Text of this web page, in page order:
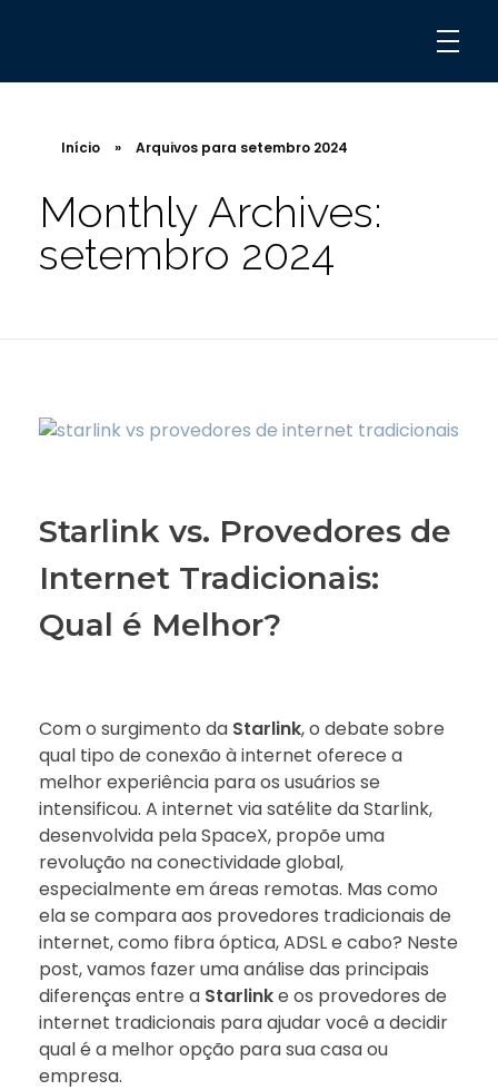
Início » Arquivos para setembro 2024
Monthly Archives:
setembro 2024
Starlink vs. Provedores de
Internet Tradicionais:
Qual é Melhor?
Com o surgimento da Starlink, o debate sobre
qual tipo de conexão à internet oferece a
melhor experiência para os usuários se
intensificou. A internet via satélite da Starlink,
desenvolvida pela SpaceX, propõe uma
revolução na conectividade global,
especialmente em áreas remotas. Mas como
ela se compara aos provedores tradicionais de
internet, como fibra óptica, ADSL e cabo? Neste
post, vamos fazer uma análise das principais
diferenças entre a Starlinke os provedores de
internet tradicionais para ajudar você a decidir
qual é a melhor opção para sua casa ou
empresa.